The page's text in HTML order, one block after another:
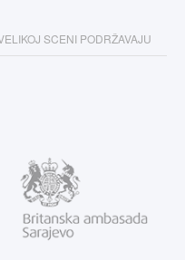
SCENI PODRŽAVAJU